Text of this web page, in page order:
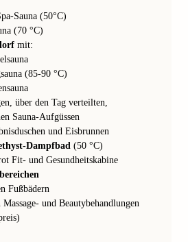
Sauna (50°C)
(70 °C)
mit:
(85-90 °C)
über den Tag verteilten,
Sauna-Aufgüssen
und Eisbrunnen
Dampfbad (50 °C)
Fit- und Gesundheitskabine
Fußbädern
und Beautybehandlungen